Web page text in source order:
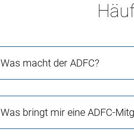
Was macht der ADFC?
Was bringt mir eine ADFC-